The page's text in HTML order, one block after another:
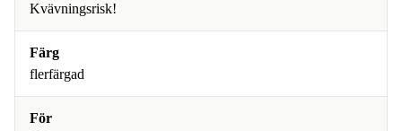
Kvävningsrisk!
Färg
flerfärgad
För